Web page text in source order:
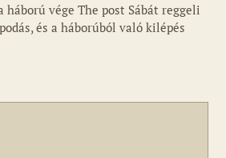
vége The post Sábát reggeli
és a háborúból való kilépés